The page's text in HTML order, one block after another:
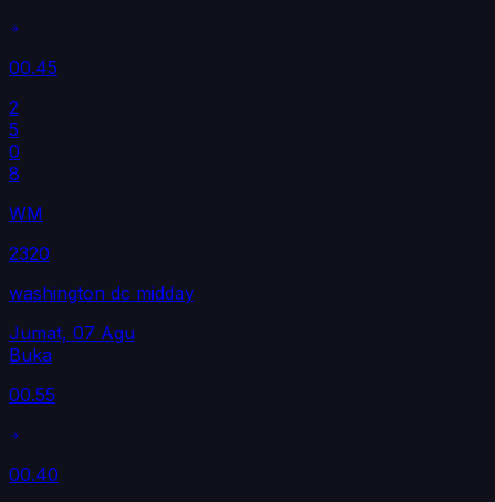
00.45
2
5
0
8
WM
2320
washington dc midday
Jumat, 07 Agu
Buka
00.55
00.40